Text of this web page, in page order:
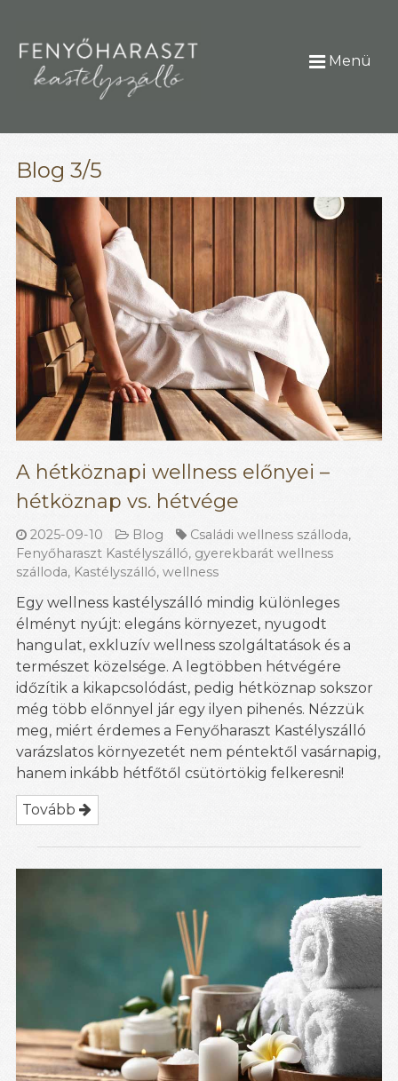
Menü
Blog 3/5
A hétköznapi wellness előnyei –
hétköznap vs. hétvége
2025-09-10 Blog Családi wellness szálloda,
Fenyőharaszt Kastélyszálló, gyerekbarát wellness
szálloda, Kastélyszálló, wellness
Egy wellness kastélyszálló mindig különleges
élményt nyújt: elegáns környezet, nyugodt
hangulat, exkluzív wellness szolgáltatások és a
természet közelsége. A legtöbben hétvégére
időzítik a kikapcsolódást, pedig hétköznap sokszor
még több előnnyel jár egy ilyen pihenés. Nézzük
meg, miért érdemes a Fenyőharaszt Kastélyszálló
varázslatos környezetét nem péntektől vasárnapig,
hanem inkább hétfőtől csütörtökig felkeresni!
Tovább